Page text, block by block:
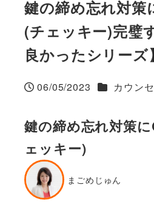
鍵の締め忘れ対策
(チェッキー)完璧
良かったシリーズ】
投稿日
06/05/2023 カテゴリー
カウン
鍵の締め忘れ対策
ェッキー)
まごめじゅん